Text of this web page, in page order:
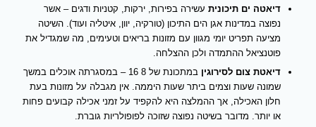
דיאטה ים תיכונית עשירה בפירות, ירקות, קטניות ודגים – אשר
נפוצה במדינות אגן הים התיכון (טורקיה, יוון, איטליה ועוד). השיטה
מציעה תפריט יומי מגוון עם מזונות בריאים וטעימים, מה שמגדיל את
פוטנציאל ההתמדה ולכן ההצלחה.
דיאטת צום לסירוגין
במתכונת של 8 16 – במסגרתה אוכלים במשך
שמונה שעות וצמים ביתר שעות היממה. אין מגבלה על מזונות בעת
חלון האכילה, אך ההמלצה היא להקפיד על זמני אכילה קבועים פחות
או יותר. מדובר בשיטה נפוצה שזוכה לפופולריות גוברת.